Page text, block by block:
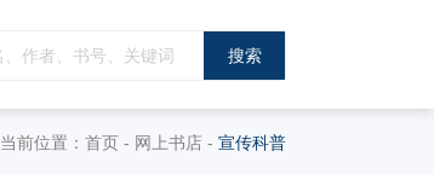
当前位置： 首页 - 网上书店 - 宣传科普